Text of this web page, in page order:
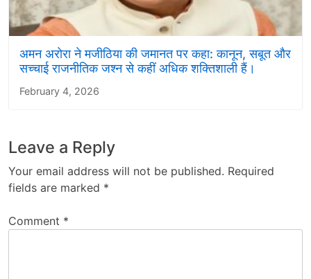
अमन अरोरा ने मजीठिया की जमानत पर कहा: कानून, सबूत और
सच्चाई राजनीतिक जश्न से कहीं अधिक शक्तिशाली हैं।
February 4, 2026
Leave a Reply
Your email address will not be published. Required
fields are marked *
Comment *